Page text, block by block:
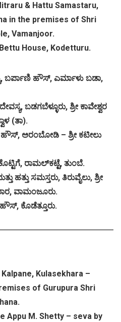
& Hattu Samastaru,
in the premises of Shri
Vamanjoor.
House, Kodetturu.
, ಬರ್ಪಾಣಿ ಹೌಸ್, ಎರ್ಮಾಳು ಬಡಾ,
ದೇವಸ್ಯ, ಬಡಗಬೆಳ್ಳೂರು, ಶ್ರೀ ಕಾವೇಶ್ವರ
(ತಾ).
ಹೌಸ್, ಅರಂಬೋಡಿ – ಶ್ರೀ ಕಟೀಲು
, ರಾಮಲ್ಕಟ್ಟೆ, ತುಂಬೆ.
ಹತ್ತು ಸಮಸ್ತರು, ತಿರುವೈಲು, ಶ್ರೀ
, ವಾಮಂಜೂರು.
ಹೌಸ್, ಕೊಡೆತ್ತೂರು.
Kulasekhara –
of Gurupura Shri
Appu M. Shetty – seva by